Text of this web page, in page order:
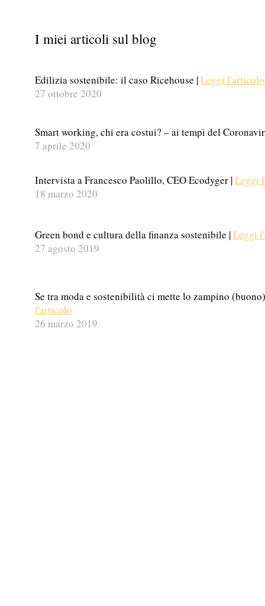
I miei articoli sul blog
Edilizia sostenibile: il caso Ricehouse |Leggi l'articolo
27 ottobre 2020
Smart working, chi era costui? – ai tempi del
7 aprile 2020
Intervista a Francesco Paolillo,CEO Ecodyger |Leggi
18 marzo 2020​
Green bond e cultura della finanza sostenibile |Leggi
27 agosto 2019
Se tra moda e sostenibilità ci mette lo zampino
l'articolo
26 marzo 2019